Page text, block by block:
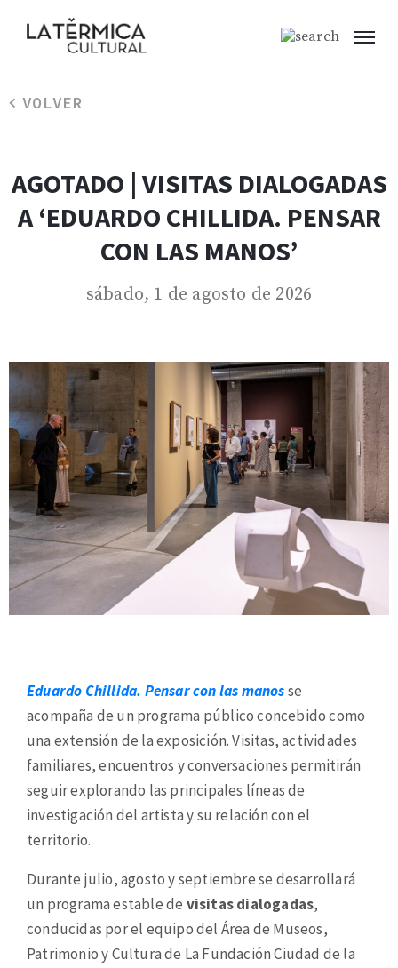
VOLVER
AGOTADO | VISITAS DIALOGADAS
A ‘EDUARDO CHILLIDA. PENSAR
CON LAS MANOS’
sábado, 1 de agosto de 2026
Eduardo Chillida. Pensar con las manosse
acompaña de un programa público concebido como
una extensión de la exposición. Visitas, actividades
familiares, encuentros y conversaciones permitirán
seguir explorando las principales líneas de
investigación del artista y su relación con el
territorio.
Durante julio, agosto y septiembre se desarrollará
un programa estable de visitas dialogadas,
conducidas por el equipo del Área de Museos,
Patrimonio y Cultura de La Fundación Ciudad de la